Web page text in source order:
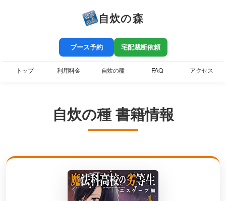
自炊の森
ブース予約 宅配裁断依頼
トップ 利用料金 自炊の種 FAQ アクセス
自炊の種 書籍情報